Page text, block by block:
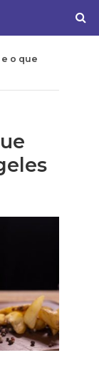
o que